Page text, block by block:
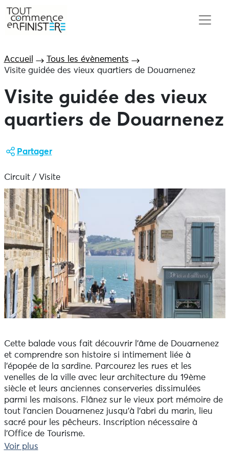
Accueil
Tous les évènements
Visite guidée des vieux quartiers de Douarnenez
Visite guidée des vieux
quartiers de Douarnenez
Partager
Circuit / Visite
Cette balade vous fait découvrir l'âme de Douarnenez
et comprendre son histoire si intimement liée à
l'épopée de la sardine. Parcourez les rues et les
venelles de la ville avec leur architecture du 19ème
siècle et leurs anciennes conserveries dissimulées
parmi les maisons. Flânez sur le vieux port mémoire de
tout l'ancien Douarnenez jusqu'à l'abri du marin, lieu
sacré pour les pêcheurs. Inscription nécessaire à
l'Office de Tourisme.
Voir plus